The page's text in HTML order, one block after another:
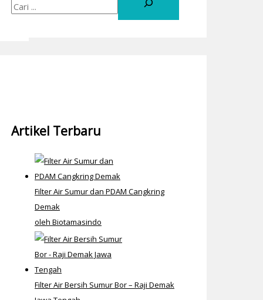
Artikel Terbaru
Filter Air Sumur dan PDAM Cangkring
Demak
oleh Biotamasindo
Filter Air Bersih Sumur Bor – Raji Demak